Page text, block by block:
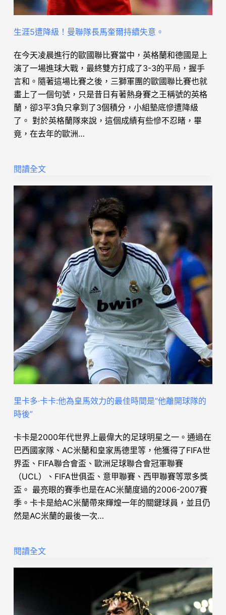
生涯5遭降級！曼聯隊長馬奎爾持續失意。
在今天凌晨進行的歐國聯比賽當中，英格蘭和德國是上
演了一場進球大戰，最終雙方打成了3-3的平局，握手
言和。隨著這場比賽之後，三獅軍團的歐國聯比賽也就
畫上了一個句號，只是昔日有著熱身賽之王稱號的英格
蘭，卻3平3負只拿到了3個積分，小組墊底慘遭降級
了。 對於英格蘭隊來說，這個成績有些慘不忍睹，畢
竟，在去年的歐洲…
閱讀全文
里卡多·卡卡:他為皇馬效力的最佳時間是”他離開球隊的
時後”
卡卡是2000年代世界上最偉大的足球明星之一。通過在
巴西國家隊、AC米蘭和皇家馬德里等，他獲得了FIFA世
界盃、FIFA聯合會盃、歐洲足球聯合會冠軍聯賽
（UCL）、FIFA世俱盃、意甲聯賽、西甲聯賽等眾多獎
盃。 最亮眼的賽季也是在AC米蘭度過的2006-2007賽
季。卡卡是給AC米蘭帶來輝煌一年的關鍵球員，並且仍
然是AC米蘭的最後一次…
閱讀全文